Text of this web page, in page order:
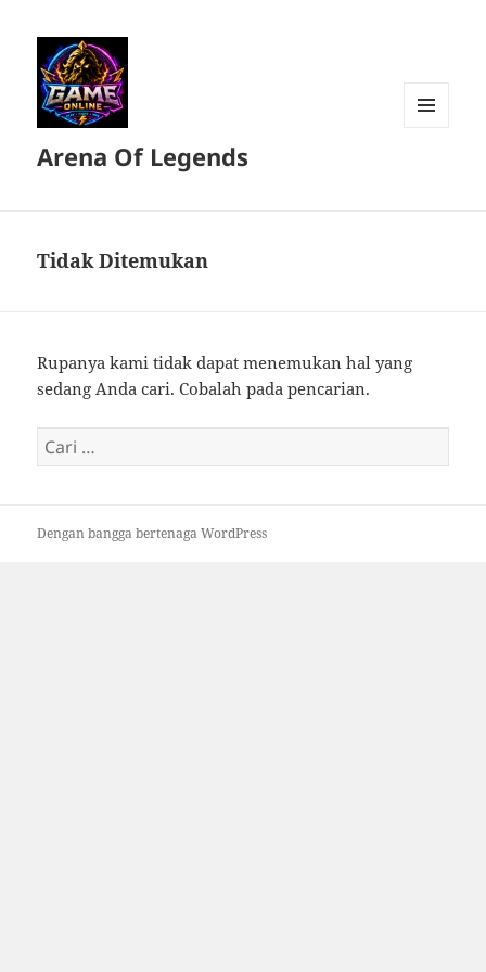
Arena Of Legends
Tidak Ditemukan
Rupanya kami tidak dapat menemukan hal yang
sedang Anda cari. Cobalah pada pencarian.
Cari
untuk:
Dengan bangga bertenaga WordPress